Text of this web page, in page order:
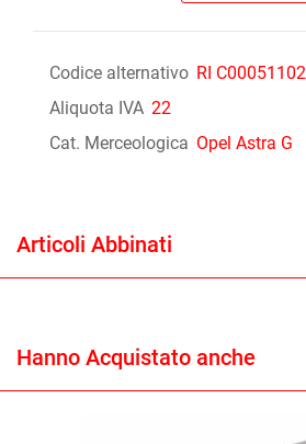
Codice alternativo RI C00051102
Aliquota IVA 22
Cat. Merceologica Opel Astra G
Articoli Abbinati
Hanno Acquistato anche